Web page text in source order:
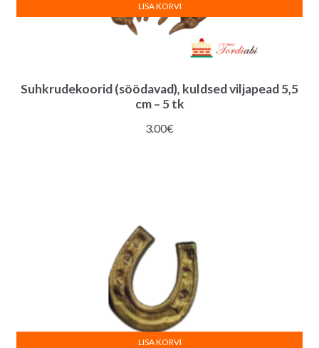
Suhkrudekoorid (söödavad), kuldsed viljapead 5,5
cm – 5 tk
3.00€
LISA KORVI
LISA KORVI